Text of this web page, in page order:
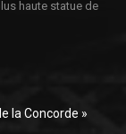
haute statue de
la Concorde »